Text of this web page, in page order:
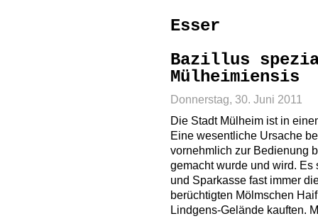
Esser
Bazillus
Mülheimiensis
Donnerstag, 30. Juni 2011
Die Stadt Mülheim ist in
Eine wesentliche Ursache
vornehmlich zur Bedienung
gemacht wurde und wird. Es
und Sparkasse fast immer
berüchtigten Mölmschen
Lindgens-Gelände kauften.